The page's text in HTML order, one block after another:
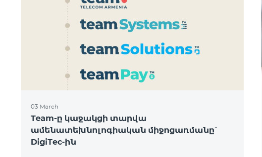
03 March
Team-ը կաջակցի տարվա
ամենատեխնոլոգիական միջոցառմանը՝
DigiTec-ին